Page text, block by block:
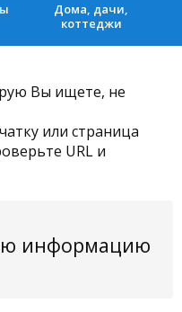
Дома, дачи,
коттеджи
Вы ищете, не
или страница
URL и
информацию